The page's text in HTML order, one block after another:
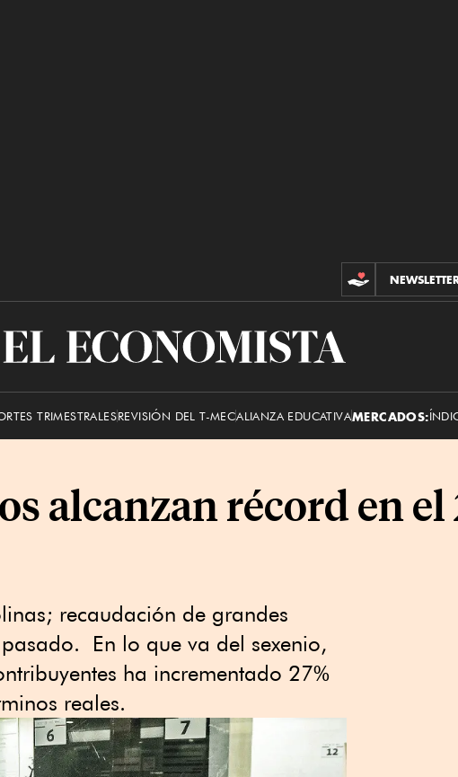
CONTRIBUCIONES
El
TRIMESTRALESREVISIÓN DEL T-MECALIANZA EDUCATIVAMERCADOS:
alcanzan récord en el
recaudación de grandes
En lo que va del sexenio,
ha incrementado 27%
reales.